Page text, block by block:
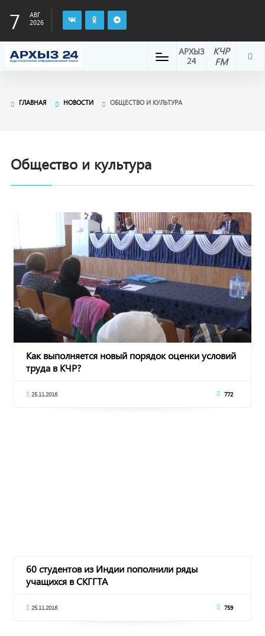
7
АВГ
2026
КЧР
FM
АРХЫЗ
24
ГЛАВНАЯ НОВОСТИ ОБЩЕСТВО И КУЛЬТУРА
Общество и культура
Как выполняется новый порядок оценки условий
труда в КЧР?
25.11.2016 772
60 студентов из Индии пополнили ряды
учащихся в СКГГТА
25.11.2016 759